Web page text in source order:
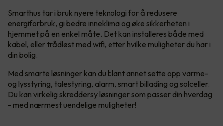
Smarthus tar i bruk nyere teknologi for å redusere
energiforbruk, gi bedre inneklima og øke sikkerheten i
hjemmet på en enkel måte. Det kan installeres både med
kabel, eller trådløst med wifi, etter hvilke muligheter du har i
din bolig.
Med smarte løsninger kan du blant annet sette opp varme-
og lysstyring, talestyring, alarm, smart billading og solceller.
Du kan virkelig skreddersy løsninger som passer din hverdag
- med nærmest uendelige muligheter!